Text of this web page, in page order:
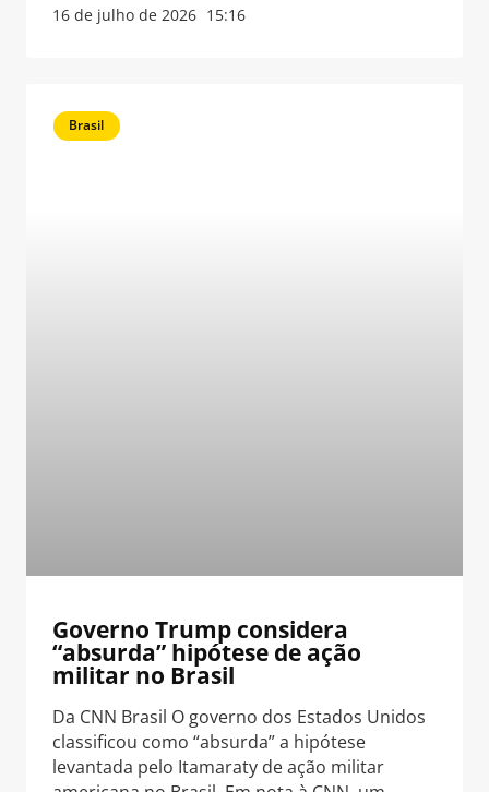
16 de julho de 2026 15:16
Brasil
Governo Trump considera
“absurda” hipótese de ação
militar no Brasil
Da CNN Brasil O governo dos Estados Unidos
classificou como “absurda” a hipótese
levantada pelo Itamaraty de ação militar